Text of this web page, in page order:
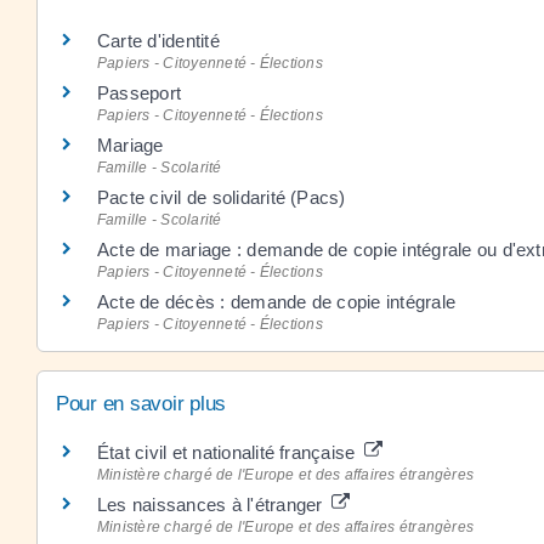
Carte d'identité
Papiers - Citoyenneté - Élections
Passeport
Papiers - Citoyenneté - Élections
Mariage
Famille - Scolarité
Pacte civil de solidarité (Pacs)
Famille - Scolarité
Acte de mariage : demande de copie intégrale ou
Papiers - Citoyenneté - Élections
Acte de décès : demande de copie intégrale
Papiers - Citoyenneté - Élections
Pour en savoir plus
État civil et nationalité française
Ministère chargé de l'Europe et des affaires étrangères
Les naissances à l'étranger
Ministère chargé de l'Europe et des affaires étrangères